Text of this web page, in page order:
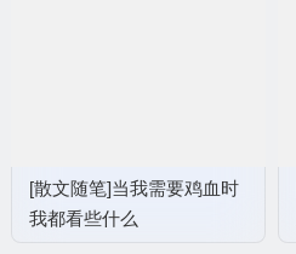
[散文随笔]当我需要鸡血时
我都看些什么